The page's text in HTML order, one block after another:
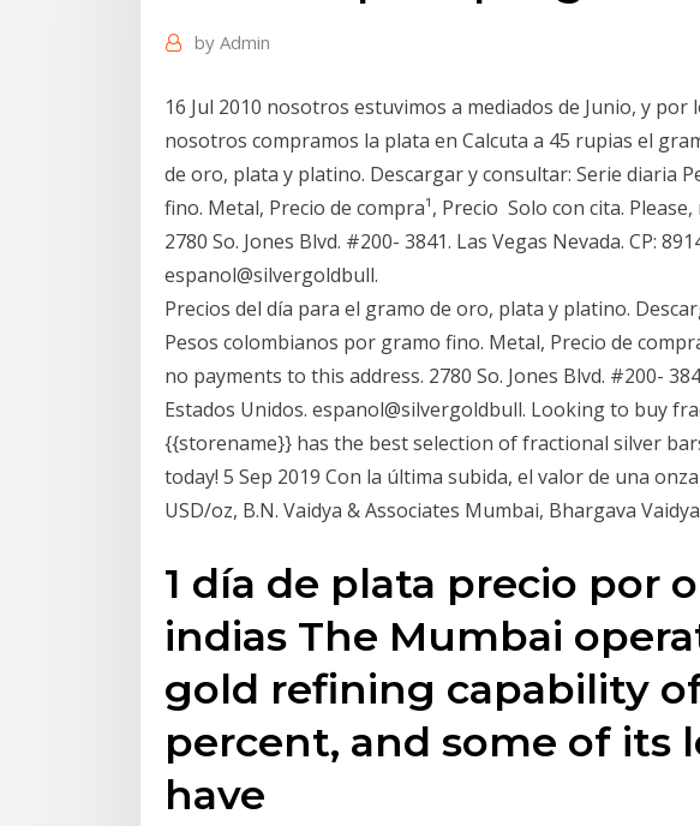
by Admin
16 Jul 2010 nosotros estuvimos a mediados de Junio, y por
nosotros compramos la plata en Calcuta a 45 rupias el
de oro, plata y platino. Descargar y consultar: Serie diaria
fino. Metal, Precio de compra¹, Precio Solo con cita.
2780 So. Jones Blvd. #200- 3841. Las Vegas Nevada. CP:
espanol@silvergoldbull.
Precios del día para el gramo de oro, plata y platino.
Pesos colombianos por gramo fino. Metal, Precio de
no payments to this address. 2780 So. Jones Blvd. #200-
Estados Unidos. espanol@silvergoldbull. Looking to buy
{{storename}} has the best selection of fractional silver
today! 5 Sep 2019 Con la última subida, el valor de una
USD/oz, B.N. Vaidya & Associates Mumbai, Bhargava
1 día de plata precio por
indias The Mumbai
gold refining capability
percent, and some of its
have